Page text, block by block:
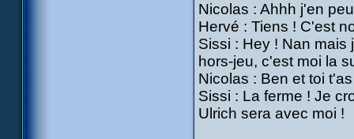
Nicolas : Ahhh j'en
Hervé : Tiens ! C'est
Sissi : Hey ! Nan mais
hors-jeu, c'est moi la
Nicolas : Ben et toi
Sissi : La ferme ! Je
Ulrich sera avec moi !